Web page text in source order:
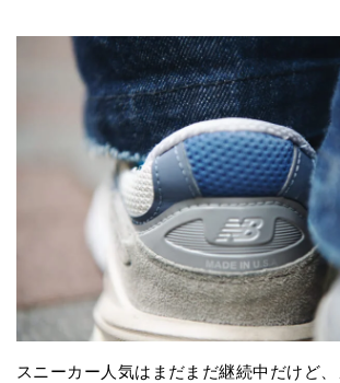
スニーカー人気はまだまだ継続中だけど